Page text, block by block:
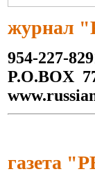
журнал
954-227-
P.O.BOX
газета